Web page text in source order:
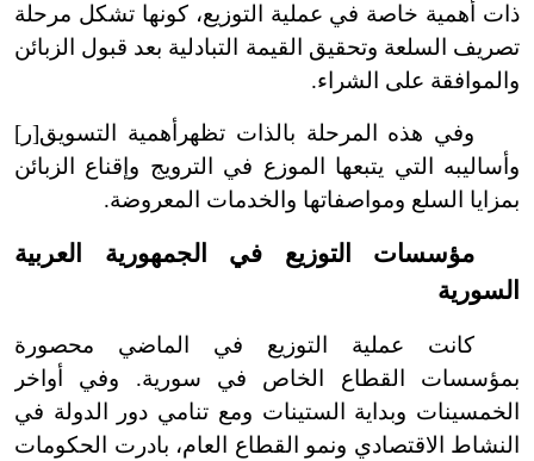
ذات أهمية خاصة في عملية التوزيع، كونها تشكل مرحلة
تصريف السلعة وتحقيق القيمة التبادلية بعد قبول الزبائن
والموافقة على الشراء.
وفي هذه المرحلة بالذات تظهر أهمية التسويق[ر]
وأساليبه التي يتبعها الموزع في الترويج وإقناع الزبائن
بمزايا السلع ومواصفاتها والخدمات المعروضة.
مؤسسات التوزيع في الجمهورية العربية
السورية
كانت عملية التوزيع في الماضي محصورة
بمؤسسات القطاع الخاص في سورية. وفي أواخر
الخمسينات وبداية الستينات ومع تنامي دور الدولة في
النشاط الاقتصادي ونمو القطاع العام، بادرت الحكومات